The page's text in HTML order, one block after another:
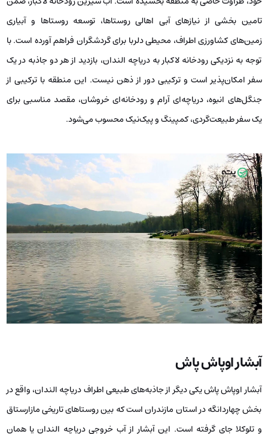
تامین بخشی از نیازهای آبی اهالی روستاها، توسعه روستاها و آبیاری
زمین‌های کشاورزی اطراف، محیطی دلربا برای گردشگران فراهم آورده است. با
توجه به نزدیکی رودخانه لاکبار به دریاچه الندان، بازدید از هر دو جاذبه در یک
سفر امکان‌پذیر است و ترکیبی دور از ذهن نیست. این منطقه با ترکیبی از
جنگل‌های انبوه، دریاچه‌ای آرام و رودخانه‌ای خروشان، مقصد مناسبی برای
یک سفر طبیعت‌گردی، کمپینگ و پیک‌نیک محسوب می‌شود.
آبشار اوپاش پاش
آبشار اوپاش پاش یکی دیگر از جاذبه‌های طبیعی اطراف دریاچه الندان، واقع در
بخش چهاردانگه در استان مازندران است که بین روستاهای تاریخی مازارستاق
و تلوکلا جای گرفته است. این آبشار از آب خروجی دریاچه الندان یا همان